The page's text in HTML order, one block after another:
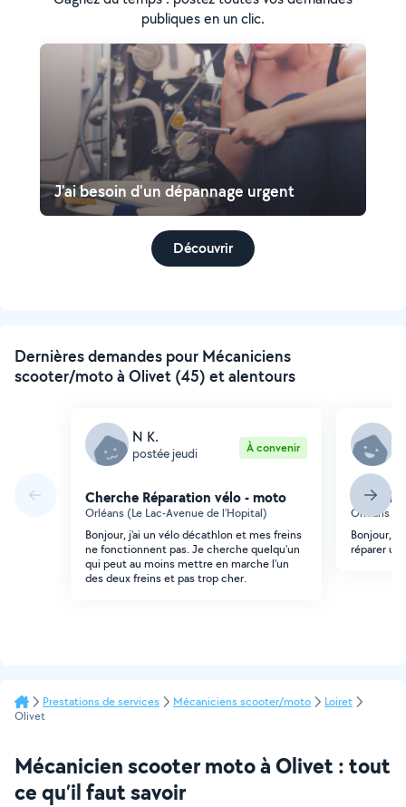
publiques en un clic.
J'ai besoin d'un dépannage urgent
Découvrir
Dernières demandes pour Mécaniciens
scooter/moto à Olivet (45) et alentours
N K.
postée jeudi À convenir
Cherche Réparation vélo - moto
Orléans (Le Lac-Avenue de l'Hopital)
Bonjour, j'ai un vélo décathlon et mes freins
ne fonctionnent pas. Je cherche quelqu'un
qui peut au moins mettre en marche l'un
des deux freins et pas trop cher.
Orléans
Bonjour,
réparer un
Prestations de services Mécaniciens scooter/moto
Loiret
Olivet
Mécanicien scooter moto à Olivet : tout
ce qu’il faut savoir